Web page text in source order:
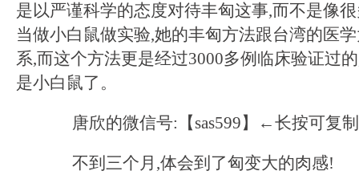
是以严谨科学的态度对待丰匈这事,而不是像
当做小白鼠做实验,她的丰匈方法跟台湾的医
系,而这个方法更是经过3000多例临床验证过
是小白鼠了。
唐欣的微信号:【sas599】←长按可复制
不到三个月,体会到了匈变大的肉感!